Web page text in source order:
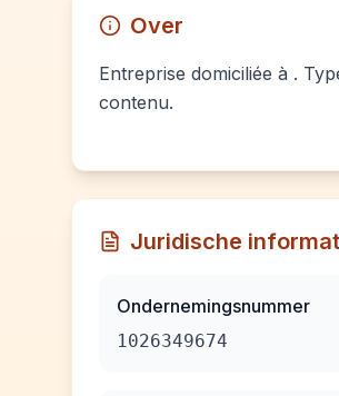
Over
Entreprise domiciliée à .
contenu.
Juridische
Ondernemingsnummer
1026349674